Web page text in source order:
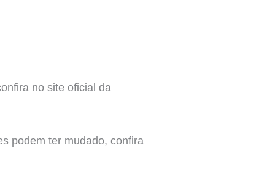
no site oficial da
podem ter mudado, confira